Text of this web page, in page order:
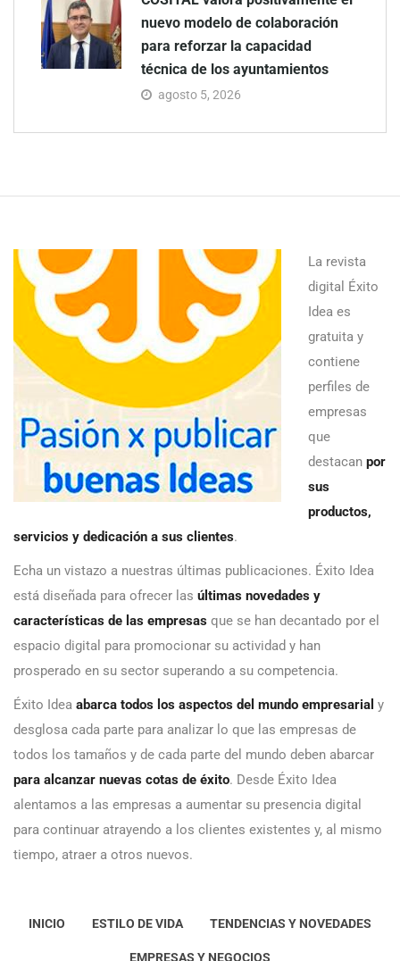
nuevo modelo de colaboración
para reforzar la capacidad
técnica de los ayuntamientos
agosto 5, 2026
La revista
digital Éxito
Idea es
gratuita y
contiene
perfiles de
empresas
que
destacan por
sus
productos,
servicios y dedicación a sus clientes.
Echa un vistazo a nuestras últimas publicaciones. Éxito Idea
está diseñada para ofrecer las últimas novedades y
características de las empresas que se han decantado por el
espacio digital para promocionar su actividad y han
prosperado en su sector superando a su competencia.
Éxito Idea abarca todos los aspectos del mundo empresarial y
desglosa cada parte para analizar lo que las empresas de
todos los tamaños y de cada parte del mundo deben abarcar
para alcanzar nuevas cotas de éxito. Desde Éxito Idea
alentamos a las empresas a aumentar su presencia digital
para continuar atrayendo a los clientes existentes y, al mismo
tiempo, atraer a otros nuevos.
INICIO ESTILO DE VIDA TENDENCIAS Y NOVEDADES
EMPRESAS Y NEGOCIOS